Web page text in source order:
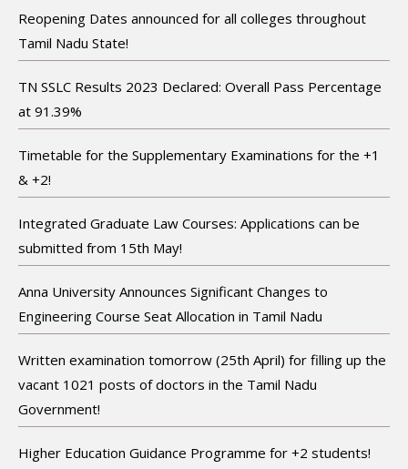
Reopening Dates announced for all colleges throughout
Tamil Nadu State!
TN SSLC Results 2023 Declared: Overall Pass Percentage
at 91.39%
Timetable for the Supplementary Examinations for the +1
& +2!
Integrated Graduate Law Courses: Applications can be
submitted from 15th May!
Anna University Announces Significant Changes to
Engineering Course Seat Allocation in Tamil Nadu
Written examination tomorrow (25th April) for filling up the
vacant 1021 posts of doctors in the Tamil Nadu
Government!
Higher Education Guidance Programme for +2 students!